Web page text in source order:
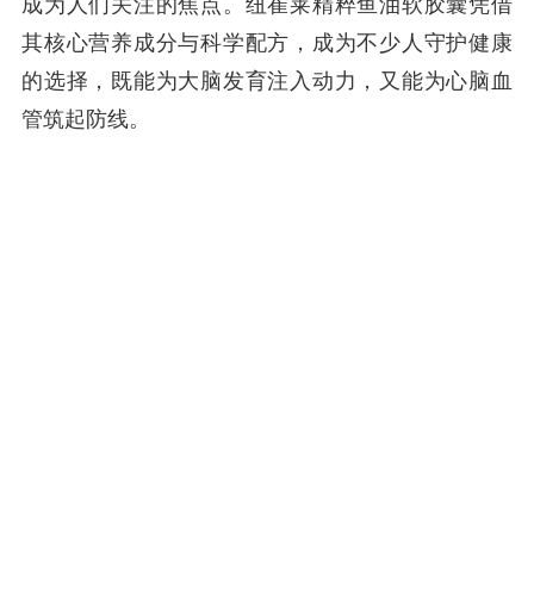
成为人们关注的焦点。纽崔莱精粹鱼油软胶囊凭借
其核心营养成分与科学配方，成为不少人守护健康
的选择，既能为大脑发育注入动力，又能为心脑血
管筑起防线。